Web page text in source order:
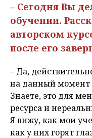
– Сегодня Вы
обучении.
авторском
после его
– Да,
на данный момент
Знаете, это для
ресурса и
Я вижу, как мои
как у них горят